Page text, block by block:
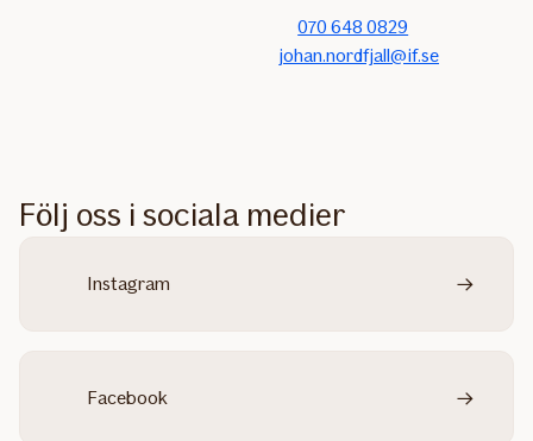
070 648 0829
johan.nordfjall@if.se
Följ oss i sociala medier
Instagram
Facebook